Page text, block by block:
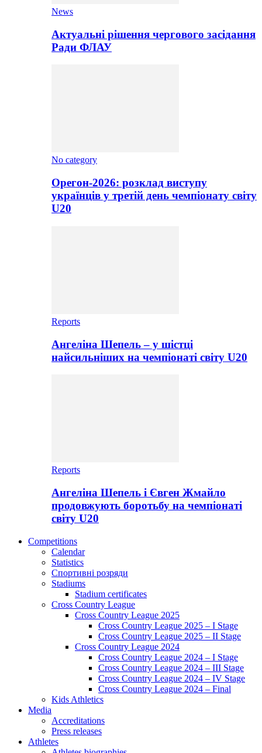
News
Актуальні рішення чергового засідання
Ради ФЛАУ
No category
Орегон-2026: розклад виступу
українців у третій день чемпіонату світу
U20
Reports
Ангеліна Шепель – у шістці
найсильніших на чемпіонаті світу U20
Reports
Ангеліна Шепель і Євген Жмайло
продовжують боротьбу на чемпіонаті
світу U20
Competitions
Calendar
Statistics
Спортивні розряди
Stadiums
Stadium certificates
Cross Country League
Cross Country League 2025
Cross Country League 2025 – I Stage
Cross Country League 2025 – II Stage
Cross Country League 2024
Cross Country League 2024 – I Stage
Cross Country League 2024 – III Stage
Cross Country League 2024 – IV Stage
Cross Country League 2024 – Final
Kids Athletics
Media
Accreditations
Press releases
Athletes